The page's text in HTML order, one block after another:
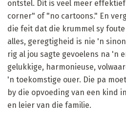
ontstel. Dit is veel meer
corner" of "no cartoons." En
die feit dat die krummel sy
alles, geregtigheid is nie 'n
rig al jou sagte gevoelens na 'n
gelukkige, harmonieuse,
'n toekomstige ouer. Die pa
by die opvoeding van een kind
en leier van die familie.